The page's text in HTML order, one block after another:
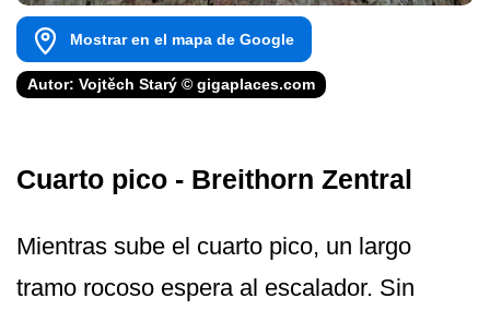
Mostrar en el mapa de Google
Autor: Vojtěch Starý © gigaplaces.com
Cuarto pico - Breithorn Zentral
Mientras sube el cuarto pico, un largo
tramo rocoso espera al escalador. Sin